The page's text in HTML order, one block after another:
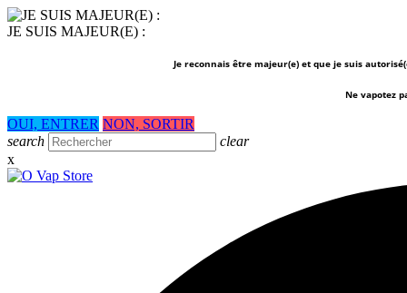
JE SUIS MAJEUR(E) :
Je reconnais être majeur(e) et que je suis
Ne vapotez
OUI, ENTRER NON, SORTIR
search
clear
x